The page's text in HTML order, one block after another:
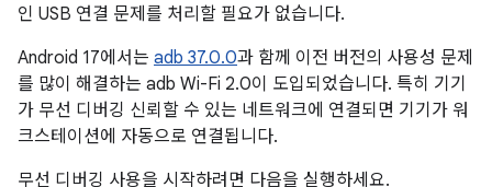
인 USB 연결 문제를 처리할 필요가 없습니다.
Android 17에서는 adb 37.0.0과 함께 이전 버전의 사용성 문제
를 많이 해결하는 adb Wi-Fi 2.0이 도입되었습니다. 특히 기기
가 무선 디버깅 신뢰할 수 있는 네트워크에 연결되면 기기가 워
크스테이션에 자동으로 연결됩니다.
무선 디버깅 사용을 시작하려면 다음을 실행하세요.